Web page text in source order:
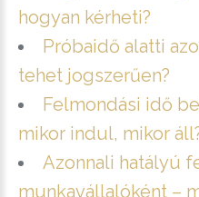
hogyan kérheti?
Próbaidő alatti
tehet jogszerűen?
Felmondási idő
mikor indul, mikor
Azonnali hatályú
munkavállalóként –